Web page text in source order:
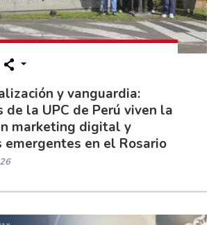
y vanguardia:
de la UPC de Perú viven la
marketing digital y
en el Rosario